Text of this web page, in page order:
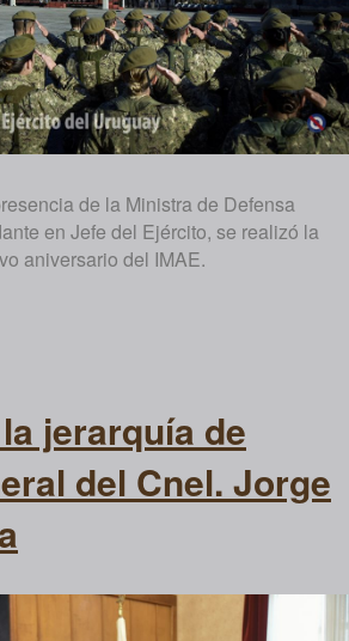
de la Ministra de Defensa
en Jefe del Ejército, se realizó la
aniversario del IMAE.
jerarquía de
del Cnel. Jorge